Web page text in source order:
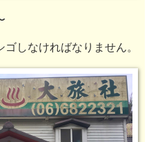
しなければなりません。